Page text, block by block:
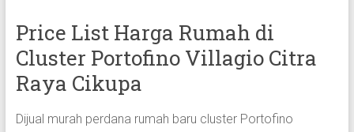
Price List Harga Rumah di
Cluster Portofino Villagio Citra
Raya Cikupa
Dijual murah perdana rumah baru cluster Portofino